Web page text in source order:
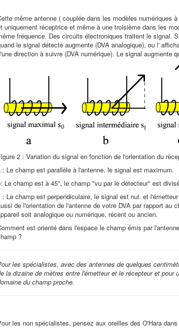
même antenne ( couplée dans les modèles numériques
uniquement réceptrice et même à une troisième dans les
fréquence. Des circuits électroniques traitent le signal.
le signal détecté augmente (DVA analogique), ou l'
direction à suivre (DVA numérique). Le signal augmente
2 : Variation du signal en fonction de l'orientation du
: Le champ est parallèle à l'antenne, le signal est maximum.
Le champ est à 45°, le champ "vu par le détecteur" est
: Le champ est perpendiculaire, le signal est nul. et
de l'orientation de l'antenne de votre DVA par rapport au
soit analogique ou numérique, récent ou ancien.
est orienté dans l'espace le champ émis par
?
les spécialistes, avec des antennes de quelques
la dizaine de mètres entre l'émetteur et le récepteur et
du champ proche.
les non spécialistes, pensez aux oreilles des O'Hara